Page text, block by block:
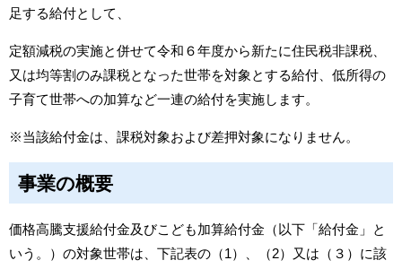
足する給付として、
定額減税の実施と併せて令和６年度から新たに住民税非課税、
又は均等割のみ課税となった世帯を対象とする給付、低所得の
子育て世帯への加算など一連の給付を実施します。
※当該給付金は、課税対象および差押対象になりません。
事業の概要
価格高騰支援給付金及びこども加算給付金（以下「給付金」と
いう。）の対象世帯は、下記表の（1）、（2）又は（３）に該